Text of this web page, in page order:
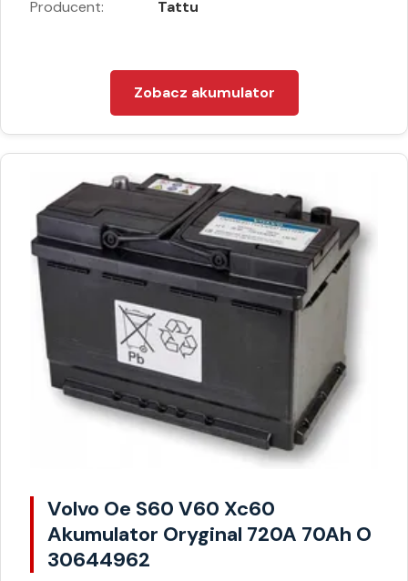
Producent: Tattu
Zobacz akumulator
Volvo Oe S60 V60 Xc60
Akumulator Oryginal 720A 70Ah O
30644962